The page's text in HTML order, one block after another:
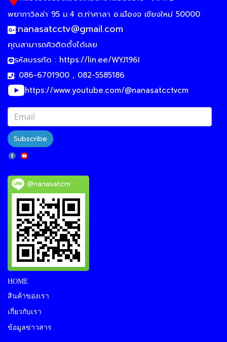
พยากาวิลล่า 95 ม.4 ต.ท่าศาลา อ.เมืองจ เชียงใหม่ 50000
:nanasatcctv@gmail.com
คุณสามารถคิวติดตั้งได้เลย
รหัสบรรทัด : https://lin.ee/WYJ196I
: 086-6701900 , 082-5585186
https://www.youtube.com/@nanasatcctvcm
Subscribe
@nanasatcm
HOME
สินค้าของเรา
เกี่ยวกับเรา
ข้อมูลข่าวสาร